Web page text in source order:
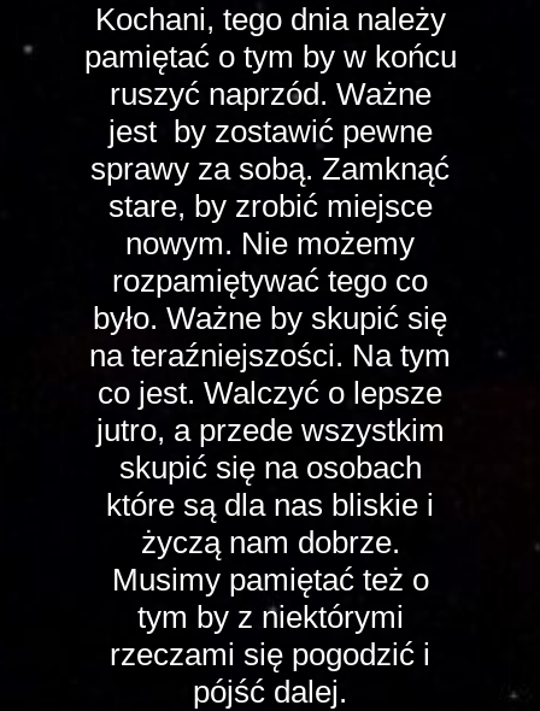
Kochani, tego dnia należy
pamiętać o tym by w końcu
ruszyć naprzód. Ważne
jest by zostawić pewne
sprawy za sobą. Zamknąć
stare, by zrobić miejsce
nowym. Nie możemy
rozpamiętywać tego co
było. Ważne by skupić się
na teraźniejszości. Na tym
co jest. Walczyć o lepsze
jutro, a przede wszystkim
skupić się na osobach
które są dla nas bliskie i
życzą nam dobrze.
Musimy pamiętać też o
tym by z niektórymi
rzeczami się pogodzić i
pójść dalej.